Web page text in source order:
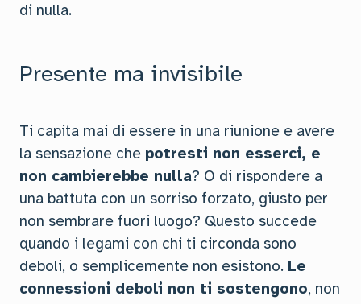
di nulla.
Presente ma invisibile
Ti capita mai di essere in una riunione e avere
la sensazione che potresti non esserci, e
non cambierebbe nulla? O di rispondere a
una battuta con un sorriso forzato, giusto per
non sembrare fuori luogo? Questo succede
quando i legami con chi ti circonda sono
deboli, o semplicemente non esistono. Le
connessioni deboli non ti sostengono, non